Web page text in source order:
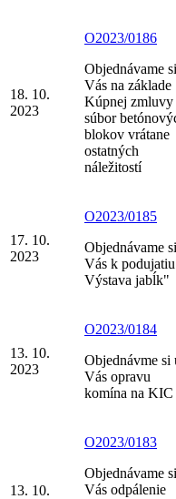
18. 10.
2023
O2023/0186
Objednávame
Vás na základe
Kúpnej zmluvy
súbor
blokov vrátane
ostatných
náležitostí
17. 10.
2023
O2023/0185
Objednávame
Vás k
Výstava jabĺk"
13. 10.
2023
O2023/0184
Objednávme si
Vás opravu
komína na KIC
13. 10.
O2023/0183
Objednávame
Vás odpálenie